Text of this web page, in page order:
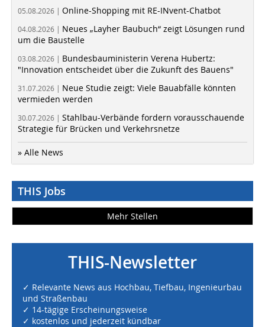
05.08.2026 | Online-Shopping mit RE-INvent-Chatbot
04.08.2026 | Neues „Layher Baubuch“ zeigt Lösungen rund
um die Baustelle
03.08.2026 | Bundesbauministerin Verena Hubertz:
"Innovation entscheidet über die Zukunft des Bauens"
31.07.2026 | Neue Studie zeigt: Viele Bauabfälle könnten
vermieden werden
30.07.2026 | Stahlbau-Verbände fordern vorausschauende
Strategie für Brücken und Verkehrsnetze
» Alle News
THIS Jobs
Mehr Stellen
THIS-Newsletter
✓ Relevante News aus Hochbau, Tiefbau, Ingenieurbau
und Straßenbau
✓ 14-tägige Erscheinungsweise
✓ kostenlos und jederzeit kündbar